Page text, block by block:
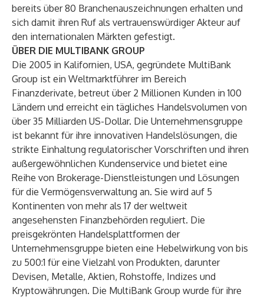
bereits über 80 Branchenauszeichnungen erhalten und
sich damit ihren Ruf als vertrauenswürdiger Akteur auf
den internationalen Märkten gefestigt.
ÜBER DIE MULTIBANK GROUP
Die 2005 in Kalifornien, USA, gegründete MultiBank
Group ist ein Weltmarktführer im Bereich
Finanzderivate, betreut über 2 Millionen Kunden in 100
Ländern und erreicht ein tägliches Handelsvolumen von
über 35 Milliarden US-Dollar. Die Unternehmensgruppe
ist bekannt für ihre innovativen Handelslösungen, die
strikte Einhaltung regulatorischer Vorschriften und ihren
außergewöhnlichen Kundenservice und bietet eine
Reihe von Brokerage-Dienstleistungen und Lösungen
für die Vermögensverwaltung an. Sie wird auf 5
Kontinenten von mehr als 17 der weltweit
angesehensten Finanzbehörden reguliert. Die
preisgekrönten Handelsplattformen der
Unternehmensgruppe bieten eine Hebelwirkung von bis
zu 500:1 für eine Vielzahl von Produkten, darunter
Devisen, Metalle, Aktien, Rohstoffe, Indizes und
Kryptowährungen. Die MultiBank Group wurde für ihre